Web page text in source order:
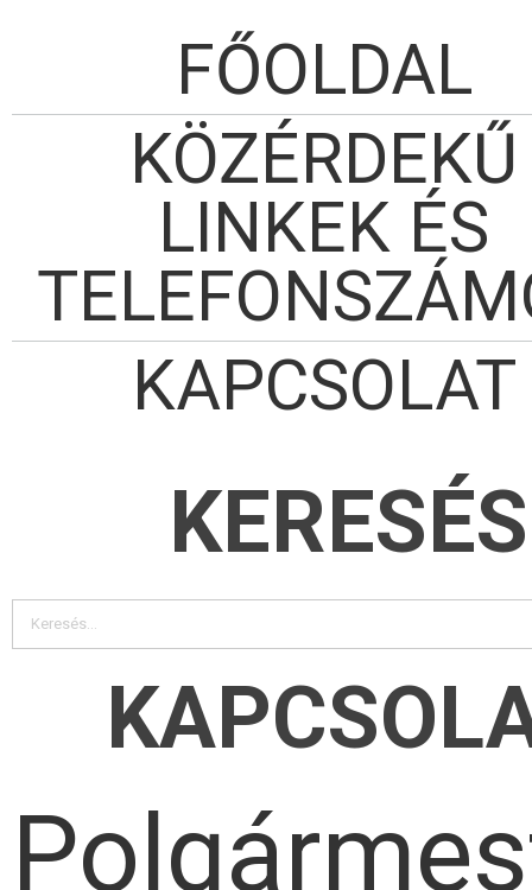
FŐOLDAL
KÖZÉRDEKŰ
LINKEK ÉS
KAPCSOLAT
KERESÉS